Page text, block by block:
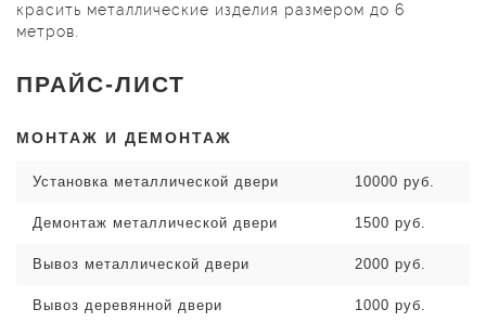
красить металлические изделия размером до 6
метров.
ПРАЙС-ЛИСТ
МОНТАЖ И ДЕМОНТАЖ
Установка металлической двери 10000 руб.
Демонтаж металлической двери 1500 руб.
Вывоз металлической двери 2000 руб.
Вывоз деревянной двери 1000 руб.